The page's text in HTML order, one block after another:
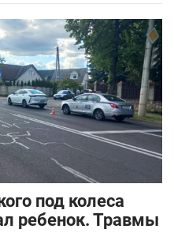
под колеса
ребенок. Травмы